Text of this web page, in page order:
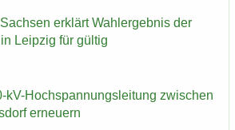
er­klärt Wahl­er­geb­nis der
Leip­zig für gül­tig
​kV-Hochspannungsleitung zwi­schen
er­neu­ern